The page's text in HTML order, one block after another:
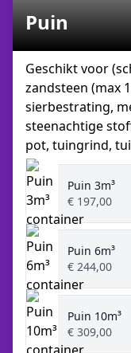
Puin
Geschikt voor
zandsteen (max
sierbestrating,
steenachtige
pot, tuingrind,
Puin 3m³
€ 197,00
Puin 6m³
€ 244,00
Puin 10m³
€ 309,00